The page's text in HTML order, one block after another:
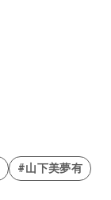
#山下美夢有